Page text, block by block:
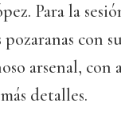
Para la
con
arsenal, con
detalles.